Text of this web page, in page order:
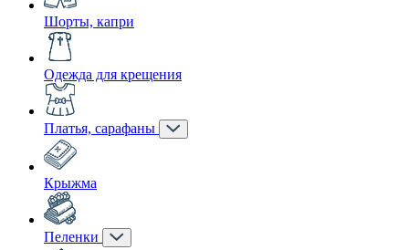
Шорты, капри
Одежда для крещения
Платья, сарафаны
Крыжма
Пеленки